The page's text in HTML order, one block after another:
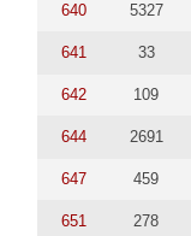
640 5327
641 33
642 109
644 2691
647 459
651 278